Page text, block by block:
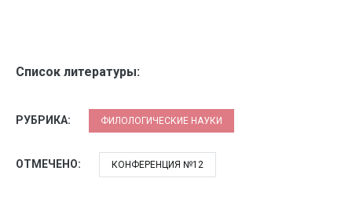
Список литературы:
РУБРИКА: ФИЛОЛОГИЧЕСКИЕ НАУКИ
ОТМЕЧЕНО: КОНФЕРЕНЦИЯ №12